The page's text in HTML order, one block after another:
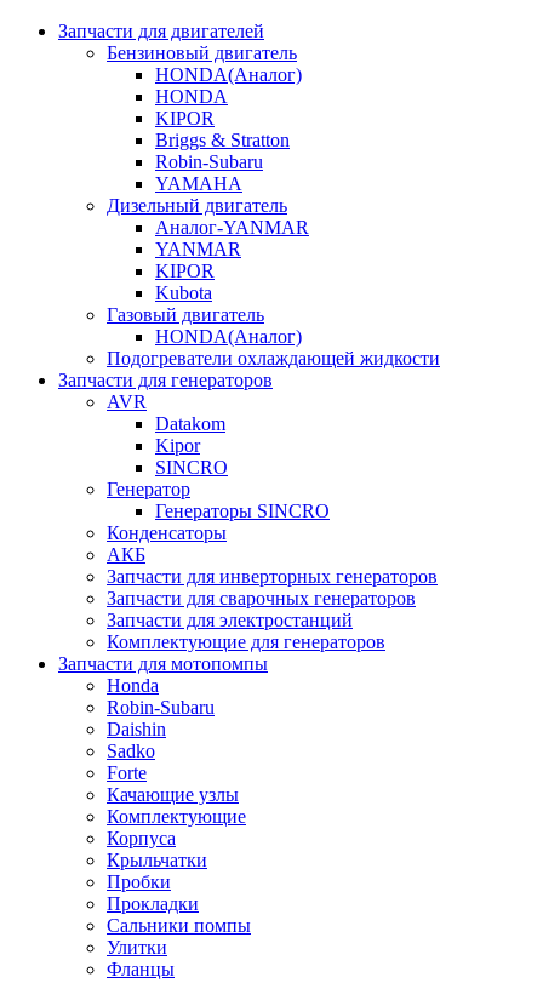
Запчасти для двигателей
Бензиновый двигатель
HONDA(Aналог)
HONDA
KIPOR
Briggs & Stratton
Robin-Subaru
YAMAHA
Дизельный двигатель
Аналог-YANMAR
YANMAR
KIPOR
Kubota
Газовый двигатель
HONDA(Aналог)
Подогреватели охлаждающей жидкости
Запчасти для генераторов
AVR
Datakom
Kipor
SINCRO
Генератор
Генераторы SINCRO
Конденсаторы
АКБ
Запчасти для инверторных генераторов
Запчасти для сварочных генераторов
Запчасти для электростанций
Комплектующие для генераторов
Запчасти для мотопомпы
Honda
Robin-Subaru
Daishin
Sadko
Forte
Качающие узлы
Комплектующие
Корпуса
Крыльчатки
Пробки
Прокладки
Сальники помпы
Улитки
Фланцы